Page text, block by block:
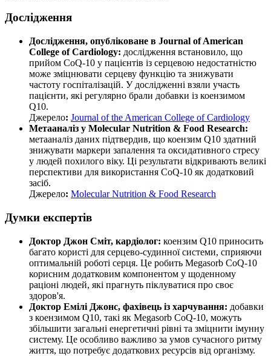
Дослідження
Дослідження, опубліковане в Journal of American
College of Cardiology: дослідження встановило, що
прийом CoQ-10 у пацієнтів із серцевою недостатністю
може зміцнювати серцеву функцію та знижувати
частоту госпіталізацій. У дослідженні взяли участь
пацієнти, які регулярно брали добавки із коензимом
Q10.
Джерело: Journal of the American College of Cardiology
Метааналіз у Molecular Nutrition & Food Research:
метааналіз даних підтвердив, що коензим Q10 здатний
знижувати маркери запалення та оксидативного стресу
у людей похилого віку. Ці результати відкривають великі
перспективи для використання CoQ-10 як додатковий
засіб.
Джерело: Molecular Nutrition & Food Research
Думки експертів
Доктор Джон Сміт, кардіолог: коензим Q10 приносить
багато користі для серцево-судинної системи, сприяючи
оптимальній роботі серця. Це робить Megasorb CoQ-10
корисним додатковим компонентом у щоденному
раціоні людей, які прагнуть піклуватися про своє
здоров'я.
Доктор Емілі Джонс, фахівець із харчування: добавки
з коензимом Q10, такі як Megasorb CoQ-10, можуть
збільшити загальні енергетичні рівні та зміцнити імунну
систему. Це особливо важливо за умов сучасного ритму
життя, що потребує додаткових ресурсів від організму.